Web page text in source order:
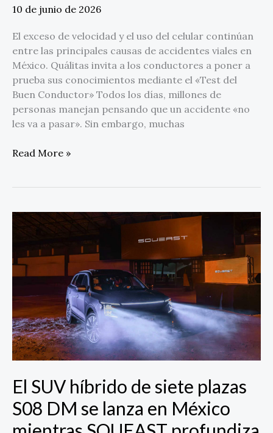
10 de junio de 2026
El exceso de velocidad y el uso del celular continúan
entre las principales causas de accidentes viales en
México. Quálitas invita a los conductores a poner a
prueba sus conocimientos mediante el «Test del
Buen Conductor» Todos los días, millones de
personas manejan pensando que un accidente «no
les va a pasar». Sin embargo, muchas
Read More »
El SUV híbrido de siete plazas
S08 DM se lanza en México
El
híbrido
de
siete
S08
DM
se
lanza
México
mientras
SOUEAST
profundiza